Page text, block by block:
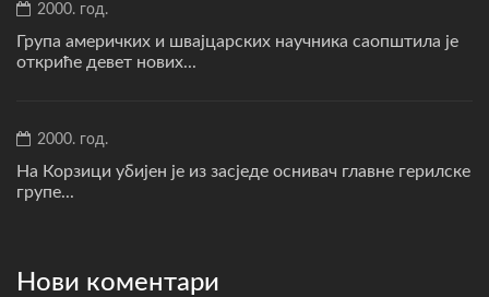
2000. год.
Група америчких и швајцарских научника саопштила је
откриће девет нових...
2000. год.
На Корзици убијен је из засједе оснивач главне герилске
групе...
Нови коментари